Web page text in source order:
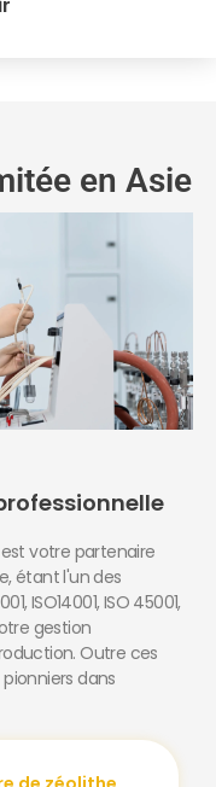
en Asie
votre partenaire
étant l'un des
ISO14001, ISO 45001,
gestion
Outre ces
dans